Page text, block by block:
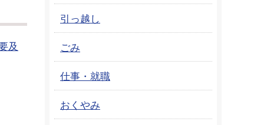
及
引っ越し
ごみ
仕事・就職
おくやみ